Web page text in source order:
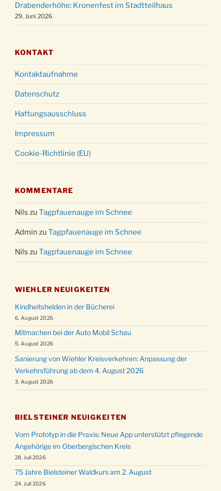
18:00 Uhr
Drabenderhöhe: Kronenfest im Stadtteilhaus
29. Juni 2026
KONTAKT
Kontaktaufnahme
Datenschutz
Haftungsausschluss
Impressum
Cookie-Richtlinie (EU)
KOMMENTARE
Nils zu Tagpfauenauge im Schnee
Admin zu Tagpfauenauge im Schnee
Nils zu Tagpfauenauge im Schnee
WIEHLER NEUIGKEITEN
Kindheitshelden in der Bücherei
6. August 2026
Mitmachen bei der Auto Mobil Schau
5. August 2026
Sanierung von Wiehler Kreisverkehren: Anpassung der
Verkehrsführung ab dem 4. August 2026
3. August 2026
BIELSTEINER NEUIGKEITEN
Vom Prototyp in die Praxis: Neue App unterstützt pflegende
Angehörige im Oberbergischen Kreis
28. Juli 2026
75 Jahre Bielsteiner Waldkurs am 2. August
24. Juli 2026